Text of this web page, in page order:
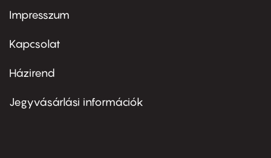
Footer
first
Impresszum
Kapcsolat
Footer
second
Házirend
Jegyvásárlási információk